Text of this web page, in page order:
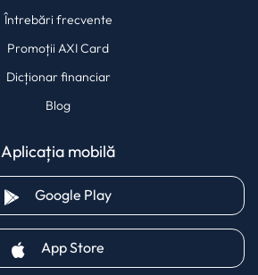
Întrebări frecvente
Promoții AXI Card
Dicționar financiar
Blog
Aplicația mobilă
Google Play(opens in a new tab)
App Store